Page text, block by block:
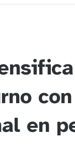
con
en